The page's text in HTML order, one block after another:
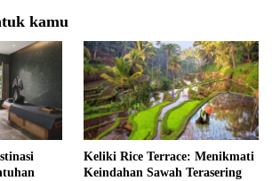
kamu
Keliki Rice Terrace: Menikmati
Keindahan Sawah Terasering